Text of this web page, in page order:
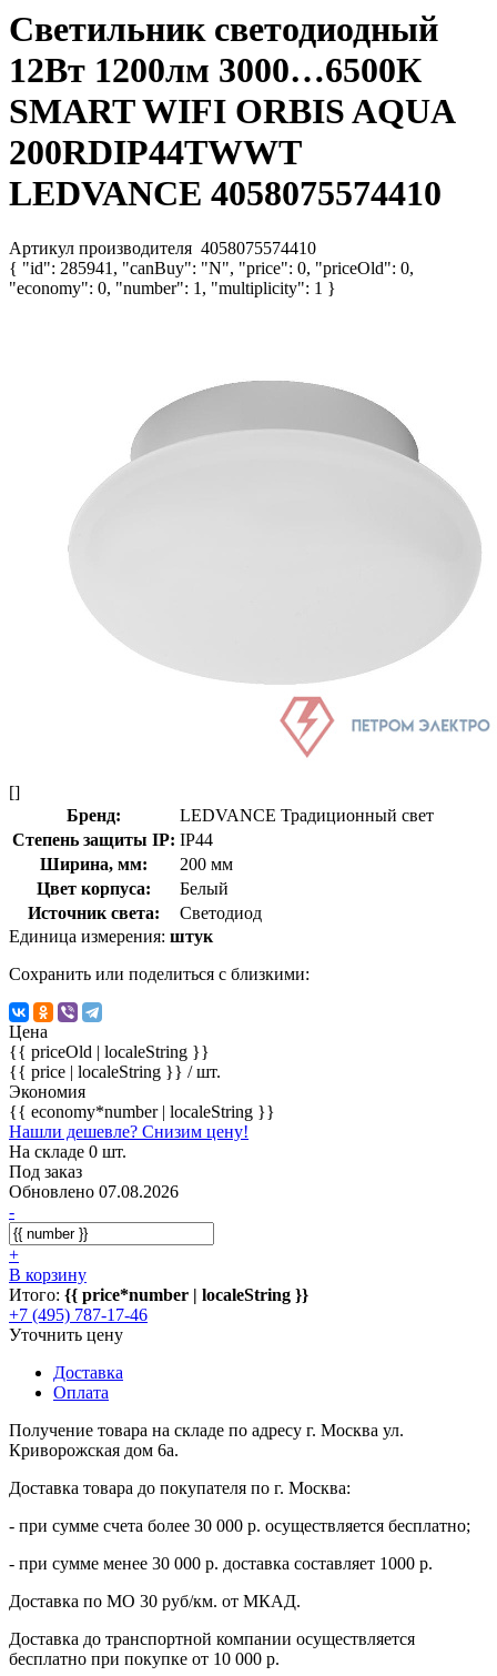
Светильник светодиодный
12Вт 1200лм 3000…6500К
SMART WIFI ORBIS AQUA
200RDIP44TWWT
LEDVANCE 4058075574410
Артикул производителя 4058075574410
{ "id": 285941, "canBuy": "N", "price": 0, "priceOld": 0,
"economy": 0, "number": 1, "multiplicity": 1 }
[]
Бренд:
LEDVANCE Традиционный свет
Степень защиты IP: IP44
Ширина, мм:
200 мм
Цвет корпуса:
Белый
Источник света:
Светодиод
Единица измерения: штук
Сохранить или поделиться с близкими:
Цена
{{ priceOld | localeString }}
{{ price | localeString }} / шт.
Экономия
{{ economy*number | localeString }}
Нашли дешевле? Снизим цену!
На складе 0 шт.
Под заказ
Обновлено 07.08.2026
-
+
В корзину
Итого: {{ price*number | localeString }}
+7 (495) 787-17-46
Уточнить цену
Доставка
Оплата
Получение товара на складе по адресу г. Москва ул.
Криворожская дом 6а.
Доставка товара до покупателя по г. Москва:
- при сумме счета более 30 000 р. осуществляется бесплатно;
- при сумме менее 30 000 р. доставка составляет 1000 р.
Доставка по МО 30 руб/км. от МКАД.
Доставка до транспортной компании осуществляется
бесплатно при покупке от 10 000 р.